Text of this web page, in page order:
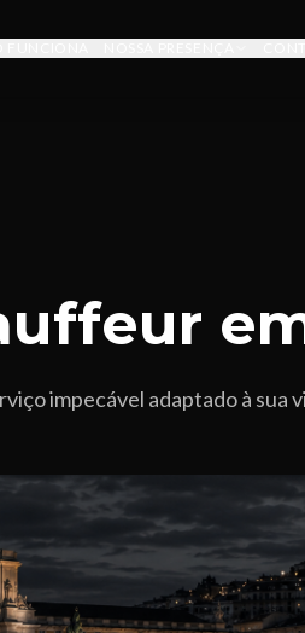
impecável adaptado à sua